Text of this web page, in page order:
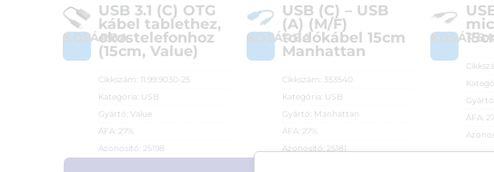
KOSÁRBA
USB 3.1 (C) OTG
kábel tablethez,
okostelefonhoz
(15cm, Value)
Cikkszám: 11.99.9030-25
Kategória: USB
Gyártó:Value
ÁFA:
27%
Azonosító:
25198
KOSÁRBA
USB (C) – USB
(A) (M/F)
toldókábel 15cm
Manhattan
Cikkszám:
353540
Kategória: USB
Gyártó: Manhattan
ÁFA:
27%
Azonosító: 25181
Gyártó:
ÁFA: